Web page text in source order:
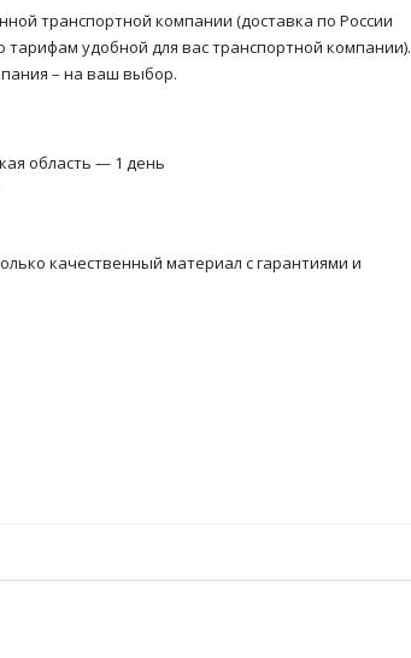
транспортной компании (доставка по России
тарифам удобной для вас транспортной компании).
– на ваш выбор.
область — 1 день
качественный материал с гарантиями и